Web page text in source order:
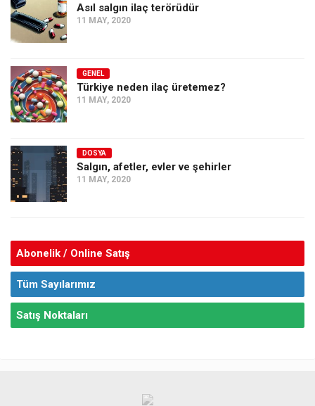
Asıl salgın ilaç terörüdür
11 MAY, 2020
GENEL
Türkiye neden ilaç üretemez?
11 MAY, 2020
DOSYA
Salgın, afetler, evler ve şehirler
11 MAY, 2020
Abonelik / Online Satış
Tüm Sayılarımız
Satış Noktaları